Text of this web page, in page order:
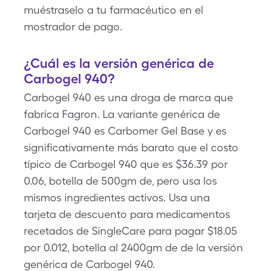
muéstraselo a tu farmacéutico en el
mostrador de pago.
¿Cuál es la versión genérica de
Carbogel 940?
Carbogel 940 es una droga de marca que
fabrica Fagron. La variante genérica de
Carbogel 940 es Carbomer Gel Base y es
significativamente más barato que el costo
típico de Carbogel 940 que es $36.39 por
0.06, botella de 500gm de, pero usa los
mismos ingredientes activos. Usa una
tarjeta de descuento para medicamentos
recetados de SingleCare para pagar $18.05
por 0.012, botella al 2400gm de de la versión
genérica de Carbogel 940.